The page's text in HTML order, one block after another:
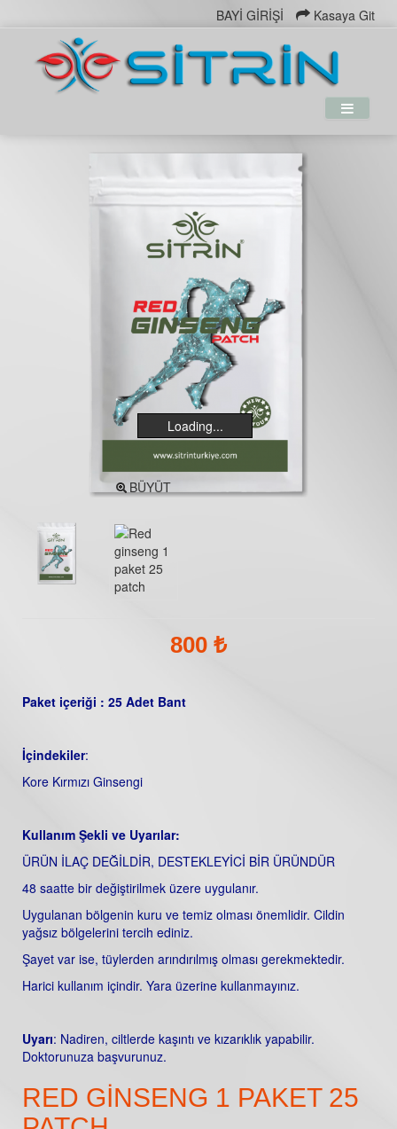
BAYİ GİRİŞİ Kasaya Git
Loading...
BÜYÜT
800 ₺
Paket içeriği : 25 Adet Bant
İçindekiler:
Kore Kırmızı Ginsengi
Kullanım Şekli ve Uyarılar:
ÜRÜN İLAÇ DEĞİLDİR, DESTEKLEYİCİ BİR ÜRÜNDÜR
48 saatte bir değiştirilmek üzere uygulanır.
Uygulanan bölgenin kuru ve temiz olması önemlidir. Cildin
yağsız bölgelerini tercih ediniz.
Şayet var ise, tüylerden arındırılmış olması gerekmektedir.
Harici kullanım içindir. Yara üzerine kullanmayınız.
Uyarı: Nadiren, ciltlerde kaşıntı ve kızarıklık yapabilir.
Doktorunuza başvurunuz.
RED GINSENG 1 PAKET 25